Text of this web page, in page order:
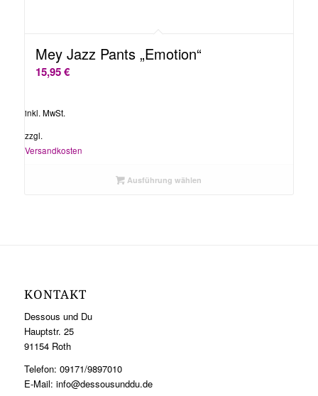
Mey Jazz Pants „Emotion“
15,95€
inkl. MwSt.
zzgl.
Versandkosten
Ausführung wählen
KONTAKT
Dessous und Du
Hauptstr. 25
91154 Roth
Telefon: 09171/9897010
E-Mail: info@dessousunddu.de